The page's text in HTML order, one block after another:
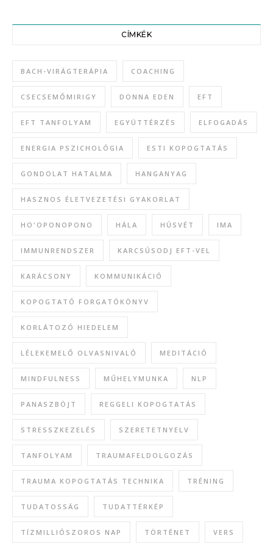
CÍMKÉK
BACH-VIRÁGTERÁPIA COACHING
CSECSEMŐMIRIGY DONNA EDEN EFT
EFT TANFOLYAM EGYÜTTÉRZÉS ELFOGADÁS
ENERGIA PSZICHOLÓGIA ESTI KOPOGTATÁS
GONDOLAT HATALMA HANGANYAG
HASZNOS ÉLETVEZETÉSI GYAKORLAT
HO'OPONOPONO HÁLA HÚSVÉT IMA
IMMUNRENDSZER KARCSÚSODJ EFT-VEL
KARÁCSONY KOMMUNIKÁCIÓ
KOPOGTATÓ FORGATÓKÖNYV
KORLÁTOZÓ HIEDELEM
LÉLEKEMELŐ OLVASNIVALÓ MEDITÁCIÓ
MINDFULNESS MŰHELYMUNKA NLP
PANASZBÖJT REGGELI KOPOGTATÁS
STRESSZKEZELÉS SZERETETNYELV
TANFOLYAM TRAUMAFELDOLGOZÁS
TRAUMA KOPOGTATÁS TECHNIKA TRÉNING
TUDATOSSÁG TUDATTÉRKÉP
TÍZMILLIÓSZOROS NAP TÖRTÉNET VERS